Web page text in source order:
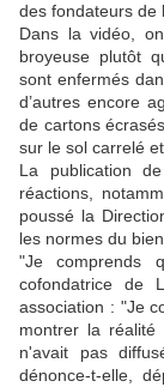
des fondateurs de
Dans la vidéo,
broyeuse plutôt
sont enfermés
d’autres encore
de cartons
sur le sol carrelé
La publication
réactions,
poussé la
les normes du
"Je comprends
cofondatrice de
association : "Je
montrer la
n'avait pas
dénonce-t-elle,